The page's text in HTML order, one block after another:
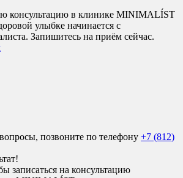
консультацию в клинике MINIMALÍST
улыбке начинается с
Запишитесь на приём сейчас.
позвоните по телефону +7 (812)
записаться на консультацию